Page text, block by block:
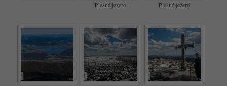
Plešné jezero Plešné jezero